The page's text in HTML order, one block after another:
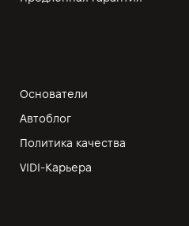
Основатели
Автоблог
Политика качества
VIDI-Карьера